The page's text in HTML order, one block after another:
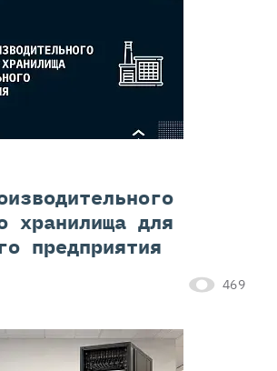
хранилища для
предприятия
469